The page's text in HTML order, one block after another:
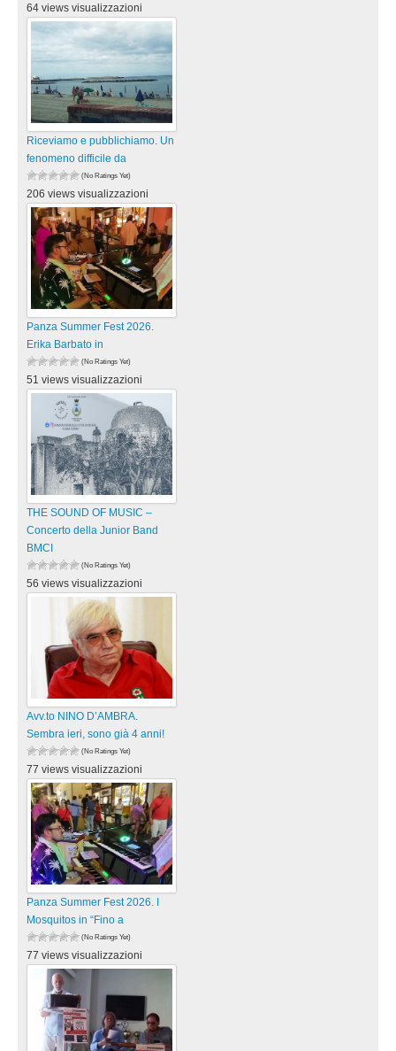
64 views visualizzazioni
Riceviamo e pubblichiamo. Un
fenomeno difficile da
(No Ratings Yet)
206 views visualizzazioni
Panza Summer Fest 2026.
Erika Barbato in
(No Ratings Yet)
51 views visualizzazioni
THE SOUND OF MUSIC –
Concerto della Junior Band
BMCI
(No Ratings Yet)
56 views visualizzazioni
Avv.to NINO D’AMBRA.
Sembra ieri, sono già 4 anni!
(No Ratings Yet)
77 views visualizzazioni
Panza Summer Fest 2026. I
Mosquitos in “Fino a
(No Ratings Yet)
77 views visualizzazioni